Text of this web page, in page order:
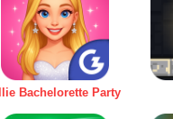
Bachelorette Party